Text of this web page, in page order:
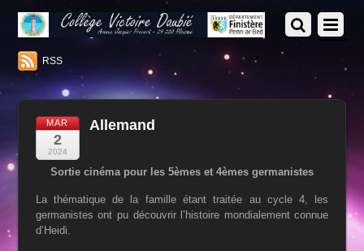
RSS
MAR
2
2024
Allemand
Sortie cinéma pour les 5èmes et 4èmes germanistes
La thématique de la famille étant traitée au cycle 4, les
germanistes ont pu découvrir l’histoire mondialement connue
d’Heidi.